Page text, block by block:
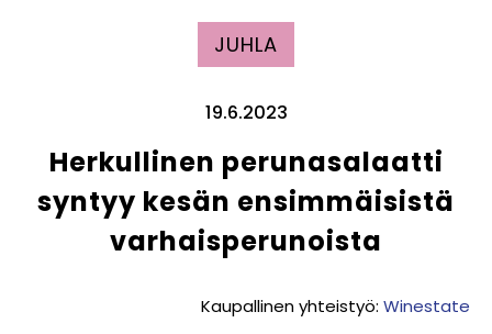
JUHLA
19.6.2023
Herkullinen perunasalaatti
syntyy kesän ensimmäisistä
varhaisperunoista
Kaupallinen yhteistyö: Winestate